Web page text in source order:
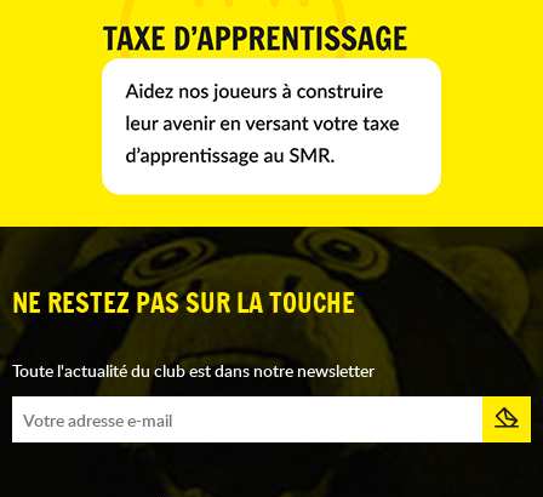
NE RESTEZ PAS SUR LA TOUCHE
Toute l'actualité du club est dans notre newsletter